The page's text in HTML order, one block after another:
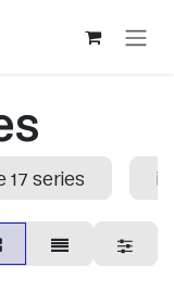
17 series